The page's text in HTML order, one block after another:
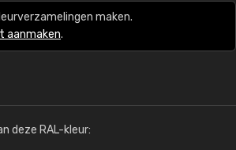
maken.
aanmaken.
deze RAL-kleur:
RAL K7 op waterbasis